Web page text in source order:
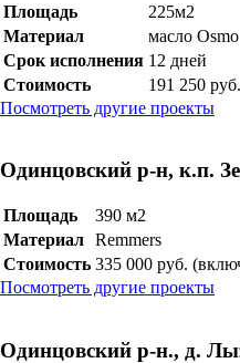
Площадь
225м2
Материал
масло Osmo
Срок исполнения 12 дней
Стоимость
191 250 руб.
Посмотреть другие проекты
Одинцовский р-н, к.п.
Площадь
390 м2
Материал Remmers
Стоимость 335 000 руб.
Посмотреть другие проекты
Одинцовский р-н., д.